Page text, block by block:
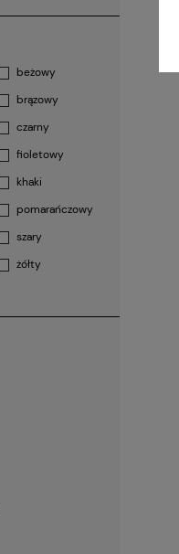
beżowy
brązowy
czarny
fioletowy
khaki
pomarańczowy
szary
żółty